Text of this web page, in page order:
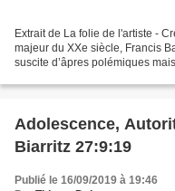
Extrait de La folie de l'artiste -
majeur du XXe siècle, Francis
suscite d’âpres polémiques
Adolescence,
Biarritz 27:9:19
Publié le 16/09/2019 à 19:46